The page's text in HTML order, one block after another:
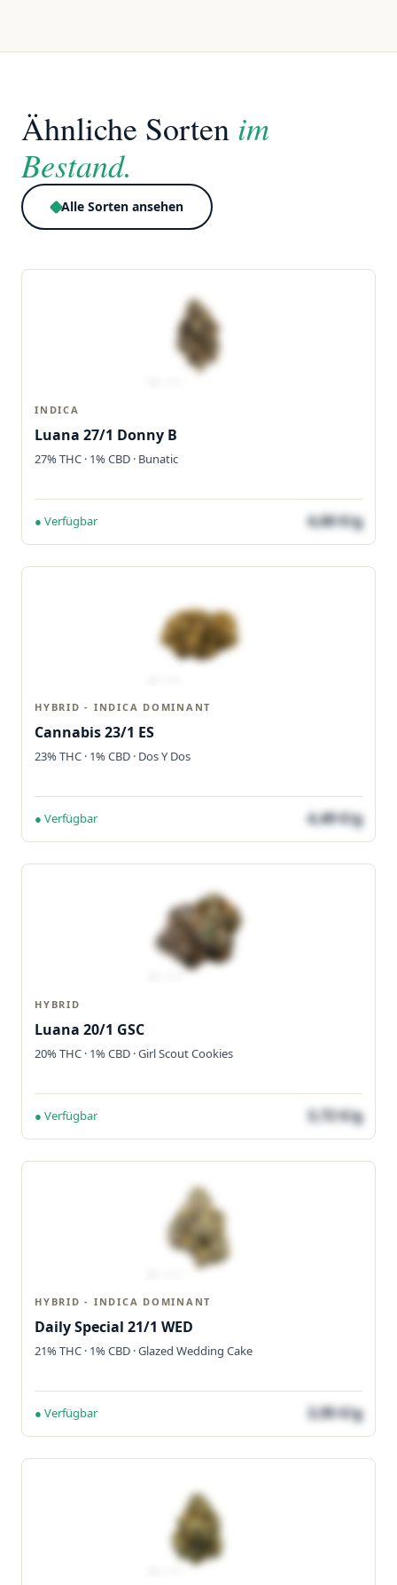
Ähnliche Sorten im
Bestand.
Alle Sorten ansehen
INDICA
Luana 27/1 Donny B
27% THC · 1% CBD · Bunatic
● Verfügbar 4,60 €/g
HYBRID - INDICA DOMINANT
Cannabis 23/1 ES
23% THC · 1% CBD · Dos Y Dos
● Verfügbar 4,49 €/g
HYBRID
Luana 20/1 GSC
20% THC · 1% CBD · Girl Scout Cookies
● Verfügbar 3,72 €/g
HYBRID - INDICA DOMINANT
Daily Special 21/1 WED
21% THC · 1% CBD · Glazed Wedding Cake
● Verfügbar 3,95 €/g